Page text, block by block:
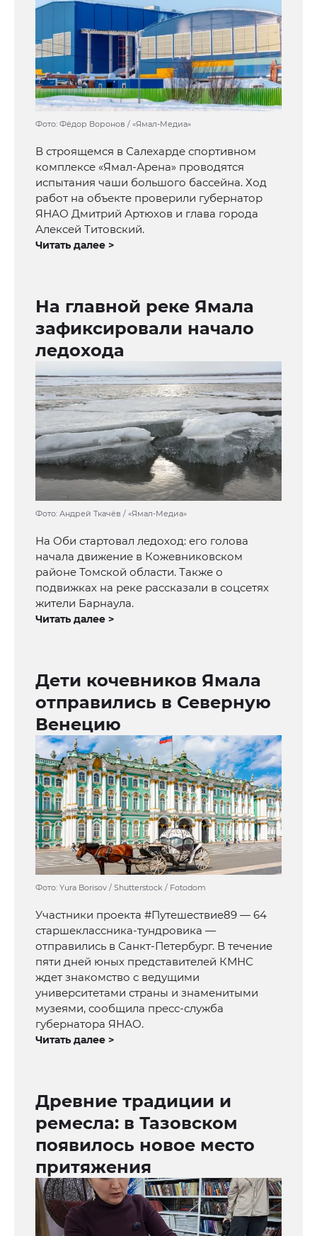
Фото: Фёдор Воронов / «Ямал-Медиа»
В строящемся в Салехарде спортивном
комплексе «Ямал-Арена» проводятся
испытания чаши большого бассейна. Ход
работ на объекте проверили губернатор
ЯНАО Дмитрий Артюхов и глава города
Алексей Титовский.
Читать далее >
На главной реке Ямала
зафиксировали начало
ледохода
Фото: Андрей Ткачёв / «Ямал-Медиа»
На Оби стартовал ледоход: его голова
начала движение в Кожевниковском
районе Томской области. Также о
подвижках на реке рассказали в соцсетях
жители Барнаула.
Читать далее >
Дети кочевников Ямала
отправились в Северную
Венецию
Фото: Yura Borisov / Shutterstock / Fotodom
Участники проекта #Путешествие89 — 64
старшеклассника-тундровика —
отправились в Санкт-Петербург. В течение
пяти дней юных представителей КМНС
ждет знакомство с ведущими
университетами страны и знаменитыми
музеями, сообщила пресс-служба
губернатора ЯНАО.
Читать далее >
Древние традиции и
ремесла: в Тазовском
появилось новое место
притяжения